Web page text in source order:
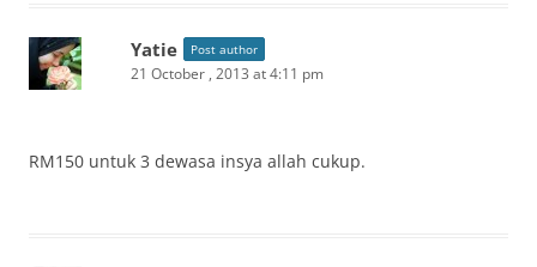
Yatie Post author
21 October , 2013 at 4:11 pm
RM150 untuk 3 dewasa insya allah cukup.